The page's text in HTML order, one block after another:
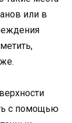
или в
с помощью